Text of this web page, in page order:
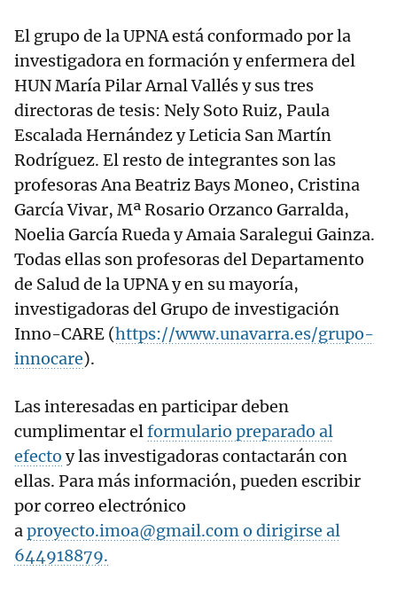
El grupo de la UPNA está conformado por la
investigadora en formación y enfermera del
HUN María Pilar Arnal Vallés y sus tres
directoras de tesis: Nely Soto Ruiz, Paula
Escalada Hernández y Leticia San Martín
Rodríguez. El resto de integrantes son las
profesoras Ana Beatriz Bays Moneo, Cristina
García Vivar, Mª Rosario Orzanco Garralda,
Noelia García Rueda y Amaia Saralegui Gainza.
Todas ellas son profesoras del Departamento
de Salud de la UPNA y en su mayoría,
investigadoras del Grupo de investigación
Inno-CARE (https://www.unavarra.es/grupo-
innocare).
Las interesadas en participar deben
cumplimentar elformulario preparado al
efecto y las investigadoras contactarán con
ellas. Para más información, pueden escribir
por correo electrónico
aproyecto.imoa@gmail.com o dirigirse al
644918879.